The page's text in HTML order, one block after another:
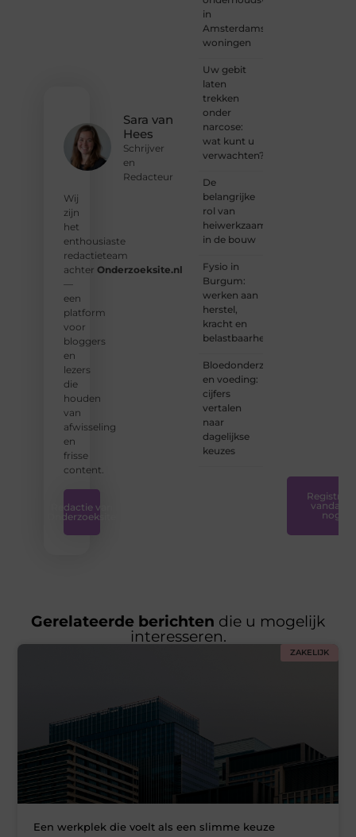
Sara van
Hees
Schrijver
en
Redacteur
Wij
zijn
het
enthousiaste
redactieteam
achter Onderzoeksite.nl
—
een
platform
voor
bloggers
en
lezers
die
houden
van
afwisseling
en
frisse
content.
Redactie van
Onderzoeksite
in
Amsterdamse
woningen
Uw gebit
laten
trekken
onder
narcose:
wat kunt u
verwachten?
De
belangrijke
rol van
heiwerkzaamheden
in de bouw
Fysio in
Burgum:
werken aan
herstel,
kracht en
belastbaarheid
Bloedonderzoek
en voeding:
cijfers
vertalen
naar
dagelijkse
keuzes
Registreer
vandaag
nog
Gerelateerde berichten die u mogelijk
interesseren.
ZAKELIJK
Een werkplek die voelt als een slimme keuze